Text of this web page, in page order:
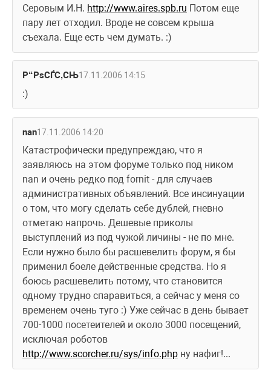
Серовым И.Н. http://www.aires.spb.ru Потом еще
пару лет отходил. Вроде не совсем крыша
съехала. Еще есть чем думать. :)
Р“РѕСЃС‚СЊ17.11.2006 14:15
:)
nan17.11.2006 14:20
Катастрофически предупреждаю, что я
заявляюсь на этом форуме только под ником
nan и очень редко под fornit - для случаев
административных объявлений. Все инсинуации
о том, что могу сделать себе дублей, гневно
отметаю напрочь. Дешевые приколы
выступлений из под чужой личины - не по мне.
Если нужно было бы расшевелить форум, я бы
применил боеле действенные средства. Но я
боюсь расшевелить потому, что становится
одному трудно спаравиться, а сейчас у меня со
временем очень туго :) Уже сейчас в день бывает
700-1000 посетеителей и около 3000 посещений,
http://www.scorcher.ru/sys/info.php ну нафиг!...